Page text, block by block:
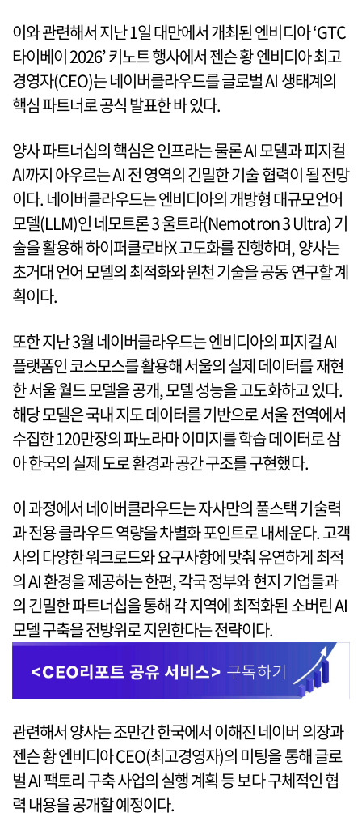
이와 관련해서 지난 1일 대만에서 개최된 엔비디아 ‘GTC
타이베이 2026’ 키노트 행사에서 젠슨 황 엔비디아 최고
경영자(CEO)는 네이버클라우드를 글로벌 AI 생태계의
핵심 파트너로 공식 발표한 바 있다.
양사 파트너십의 핵심은 인프라는 물론 AI 모델과 피지컬
AI까지 아우르는 AI 전 영역의 긴밀한 기술 협력이 될 전망
이다. 네이버클라우드는 엔비디아의 개방형 대규모언어
모델(LLM)인 네모트론 3 울트라(Nemotron 3 Ultra) 기
술을 활용해 하이퍼클로바X 고도화를 진행하며, 양사는
초거대 언어 모델의 최적화와 원천 기술을 공동 연구할 계
획이다.
또한 지난 3월 네이버클라우드는 엔비디아의 피지컬 AI
플랫폼인 코스모스를 활용해 서울의 실제 데이터를 재현
한 서울 월드 모델을 공개, 모델 성능을 고도화하고 있다.
해당 모델은 국내 지도 데이터를 기반으로 서울 전역에서
수집한 120만장의 파노라마 이미지를 학습 데이터로 삼
아 한국의 실제 도로 환경과 공간 구조를 구현했다.
이 과정에서 네이버클라우드는 자사만의 풀스택 기술력
과 전용 클라우드 역량을 차별화 포인트로 내세운다. 고객
사의 다양한 워크로드와 요구사항에 맞춰 유연하게 최적
의 AI 환경을 제공하는 한편, 각국 정부와 현지 기업들과
의 긴밀한 파트너십을 통해 각 지역에 최적화된 소버린 AI
모델 구축을 전방위로 지원한다는 전략이다.
관련해서 양사는 조만간 한국에서 이해진 네이버 의장과
젠슨 황 엔비디아 CEO(최고경영자)의 미팅을 통해 글로
벌 AI 팩토리 구축 사업의 실행 계획 등 보다 구체적인 협
력 내용을 공개할 예정이다.